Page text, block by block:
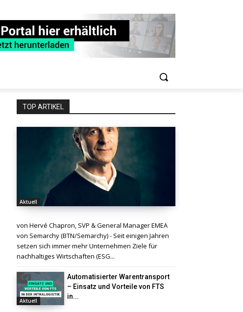
TOP ARTIKEL
Aktuell
von Hervé Chapron, SVP & General Manager EMEA
von Semarchy (BTN/Semarchy) - Seit einigen Jahren
setzen sich immer mehr Unternehmen Ziele für
nachhaltiges Wirtschaften (ESG...
Aktuell
Automatisierter Warentransport
– Einsatz und Vorteile von FTS
in...